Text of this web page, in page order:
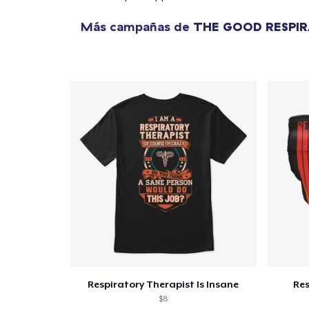
Más campañas de THE GOOD
Respiratory Therapist Is Insane
$8